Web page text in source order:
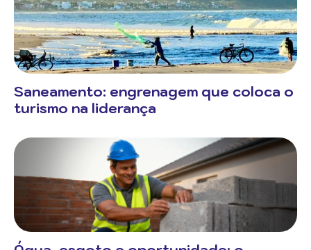
Saneamento: engrenagem que coloca o
turismo na liderança